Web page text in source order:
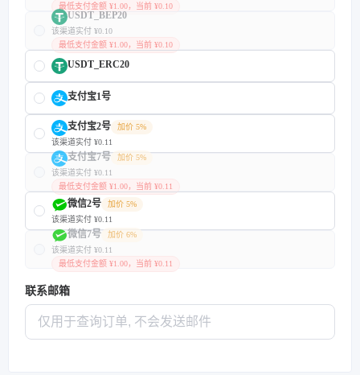
最低支付金额 ¥1.00，当前 ¥0.10
USDT_BEP20
该渠道实付 ¥0.10
最低支付金额 ¥1.00，当前 ¥0.10
USDT_ERC20
支付宝1号
支付宝2号
加价 5%
该渠道实付 ¥0.11
支付宝7号
加价 5%
该渠道实付 ¥0.11
最低支付金额 ¥1.00，当前 ¥0.11
微信2号
加价 5%
该渠道实付 ¥0.11
微信7号
加价 6%
该渠道实付 ¥0.11
最低支付金额 ¥1.00，当前 ¥0.11
联系邮箱